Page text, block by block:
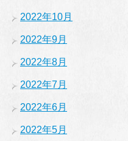
2022年10月
2022年9月
2022年8月
2022年7月
2022年6月
2022年5月